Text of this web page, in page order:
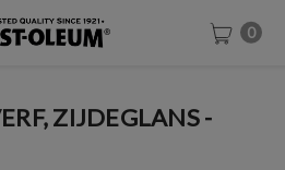
0
ZIJDEGLANS -